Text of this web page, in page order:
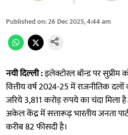
Published on:26 Dec 2025, 4:44 am
नयी दिल्ली :इलेक्टोरल बॉन्ड पर
वित्तीय वर्ष 2024-25 में राजनीतिक
जरिये 3,811 करोड़ रुपये का चंदा मिला
अकेल केंद्र में सत्तारूढ़ भारतीय जनता
करीब 82 फीसदी है।